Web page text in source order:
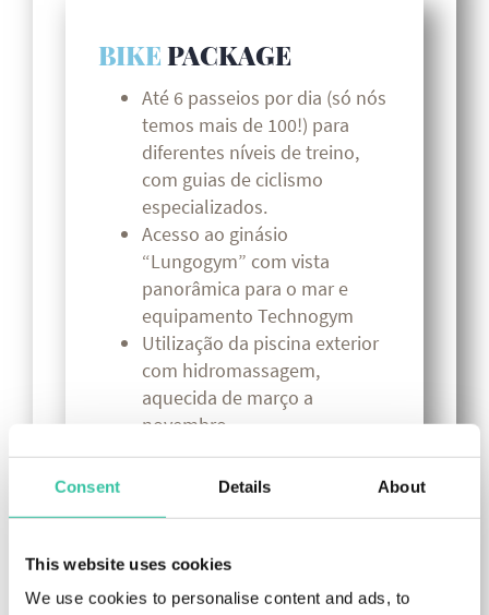
Consent Details About
This website uses cookies
We use cookies to personalise content and ads, to
BIKEPACKAGE
Até 6 passeios por dia (só nós
temos mais de 100!) para
diferentes níveis de treino,
com guias de ciclismo
especializados.
Acesso ao ginásio
“Lungogym” com vista
panorâmica para o mar e
equipamento Technogym
Utilização da piscina exterior
com hidromassagem,
aquecida de março a
novembro
Sala de bicicletas “Marco
Pantani” (para mais de 150
pequenas reparações e
compressor. Mecânico à sua